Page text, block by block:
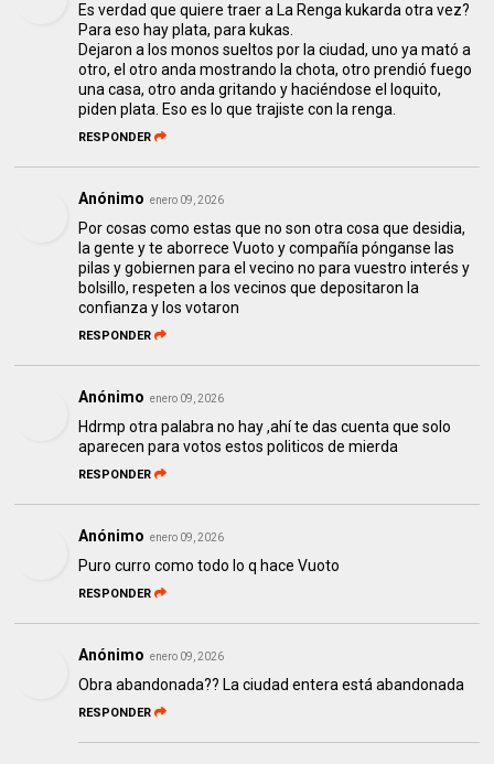
Es verdad que quiere traer a La Renga kukarda otra vez?
Para eso hay plata, para kukas.
Dejaron a los monos sueltos por la ciudad, uno ya mató a
otro, el otro anda mostrando la chota, otro prendió fuego
una casa, otro anda gritando y haciéndose el loquito,
piden plata. Eso es lo que trajiste con la renga.
RESPONDER
Anónimo enero 09, 2026
Por cosas como estas que no son otra cosa que desidia,
la gente y te aborrece Vuoto y compañía pónganse las
pilas y gobiernen para el vecino no para vuestro interés y
bolsillo, respeten a los vecinos que depositaron la
confianza y los votaron
RESPONDER
Anónimo enero 09, 2026
Hdrmp otra palabra no hay ,ahí te das cuenta que solo
aparecen para votos estos politicos de mierda
RESPONDER
Anónimo enero 09, 2026
Puro curro como todo lo q hace Vuoto
RESPONDER
Anónimo enero 09, 2026
Obra abandonada?? La ciudad entera está abandonada
RESPONDER